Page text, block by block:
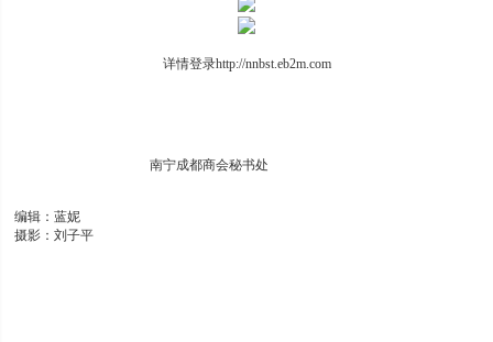
详情登录http://nnbst.eb2m.com
南宁成都商会秘书处
编辑：蓝妮
摄影：刘子平